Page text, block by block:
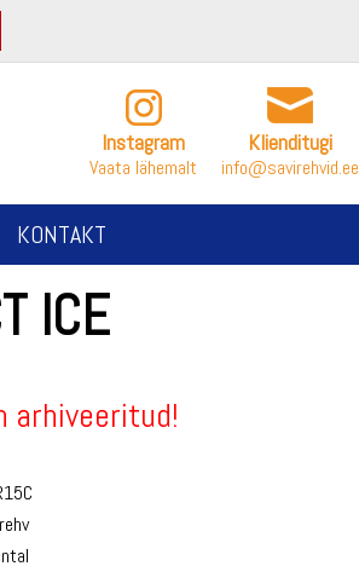
Instagram
Vaata lähemalt
Klienditugi
info@savirehvid.ee
KONTAKT
ICE
arhiveeritud!